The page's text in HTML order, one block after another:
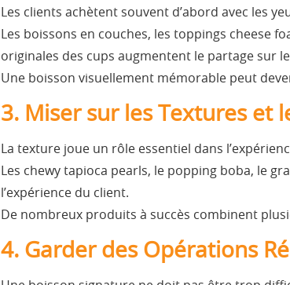
Les clients achètent souvent d’abord avec les
Les boissons en couches, les toppings cheese
originales des cups augmentent le partage sur
Une boisson visuellement mémorable peut
3. Miser sur les Textures et
La texture joue un rôle essentiel dans
Les chewy tapioca pearls, le popping boba, le
l’expérience du client.
De nombreux produits à succès combinent
4. Garder des Opérations